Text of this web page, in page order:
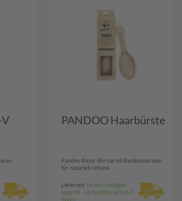
V
PANDOO Haarbürste
Pandoo Natur-Bürste mit Bambusborsten
für natürlich schöne...
Lieferzeit: Im Versandlager
lagernd - versandbereit in 5-7
Tagen